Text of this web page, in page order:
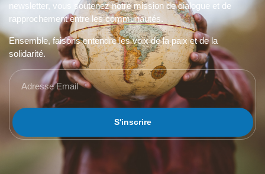
newsletter, vous soutenez notre mission de dialogue et de
rapprochement entre les communautés.
Ensemble, faisons entendre les voix de la paix et de la
solidarité.
S'inscrire